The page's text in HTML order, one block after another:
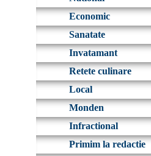
Economic
Sanatate
Invatamant
Retete culinare
Local
Monden
Infractional
Primim la redactie